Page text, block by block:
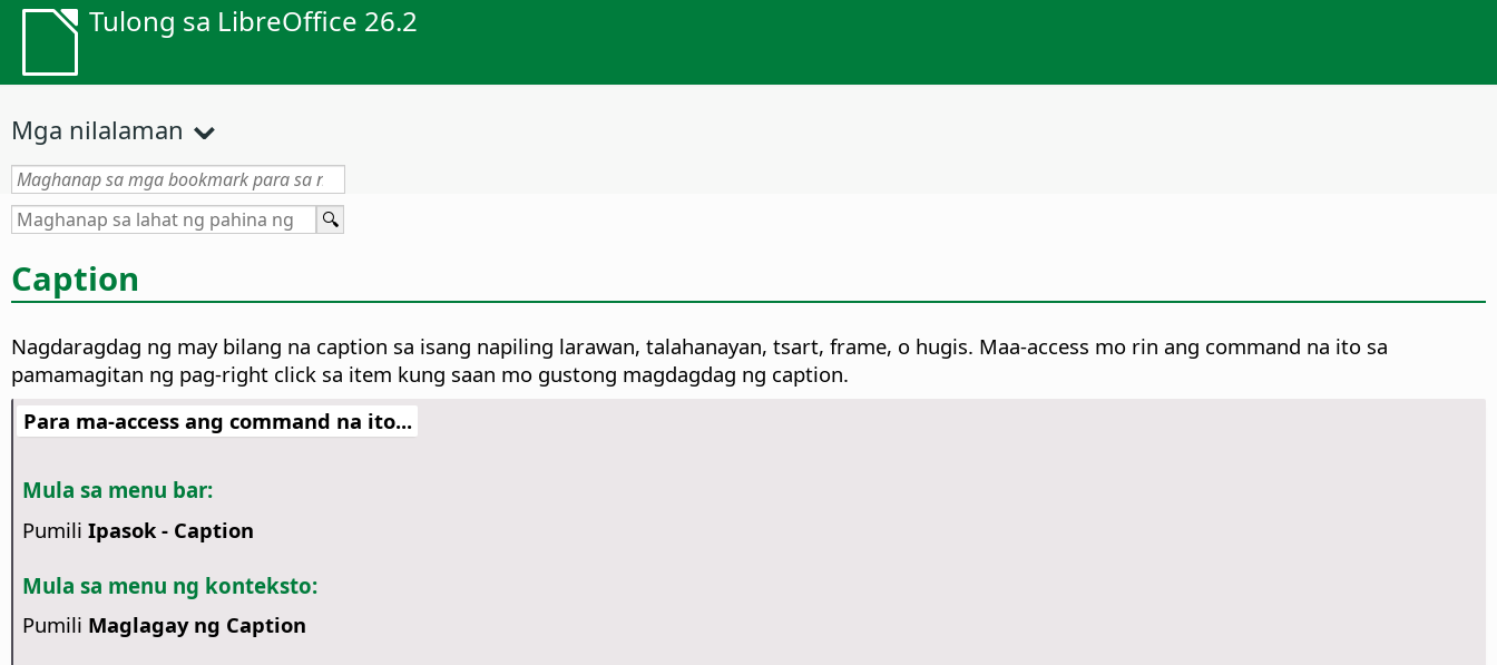
Tulong sa LibreOffice 26.2
Mga nilalaman
Caption
Nagdaragdag ng may bilang na caption sa isang napiling larawan, talahanayan, tsart, frame, o hugis. Maa-access mo rin ang command na ito sa
pamamagitan ng pag-right click sa item kung saan mo gustong magdagdag ng caption.
Para ma-access ang command na ito...
Mula sa menu bar:
Pumili Ipasok - Caption
Mula sa menu ng konteksto:
Pumili Maglagay ng Caption